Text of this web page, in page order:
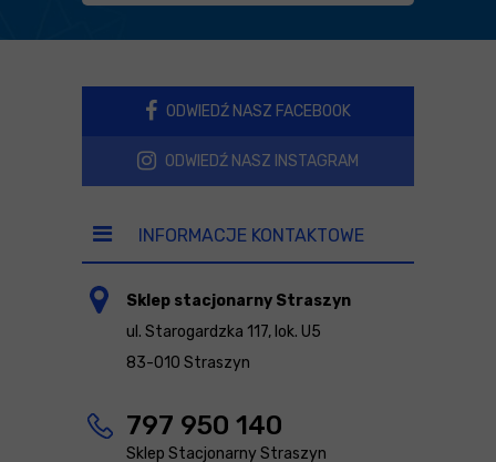
ODWIEDŹ NASZ FACEBOOK
ODWIEDŹ NASZ INSTAGRAM
INFORMACJE KONTAKTOWE
Sklep stacjonarny Straszyn
ul. Starogardzka 117, lok. U5
83-010 Straszyn
797 950 140
Sklep Stacjonarny Straszyn